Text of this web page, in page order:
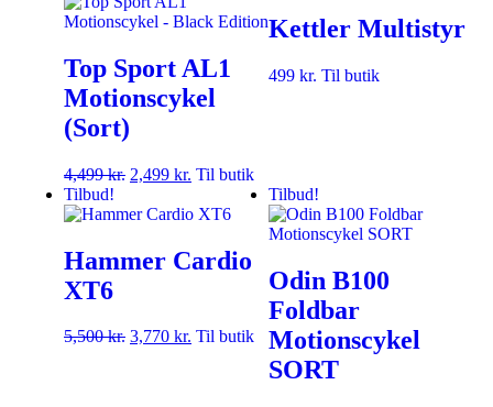
Top Sport AL1
Motionscykel
(Sort)
4,499kr. 2,499 kr. Til butik
Kettler Multistyr
499 kr. Til butik
Tilbud!
Hammer Cardio
XT6
5,500kr. 3,770 kr. Til butik
Tilbud!
Odin B100
Foldbar
Motionscykel
SORT